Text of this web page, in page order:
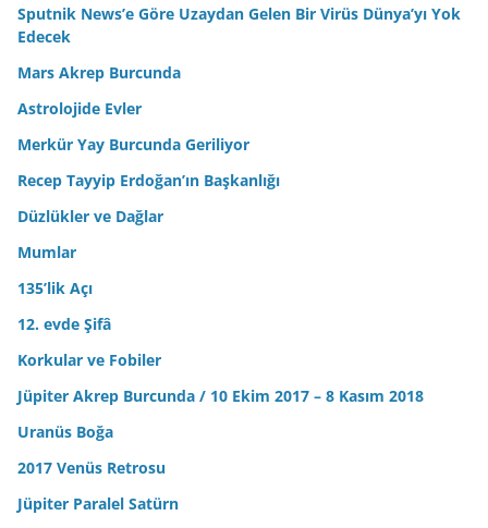
Sputnik News’e Göre Uzaydan Gelen Bir Virüs Dünya’yı Yok
Edecek
Mars Akrep Burcunda
Astrolojide Evler
Merkür Yay Burcunda Geriliyor
Recep Tayyip Erdoğan’ın Başkanlığı
Düzlükler ve Dağlar
Mumlar
135’lik Açı
12. evde Şifâ
Korkular ve Fobiler
Jüpiter Akrep Burcunda / 10 Ekim 2017 – 8 Kasım 2018
Uranüs Boğa
2017 Venüs Retrosu
Jüpiter Paralel Satürn